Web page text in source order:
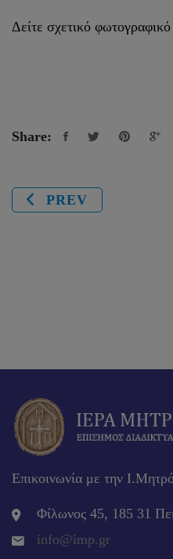
Δείτε σχετικό
Share:
PREV
Επικοινωνία με την
Φίλωνος 45, 185 31
info@imp.gr